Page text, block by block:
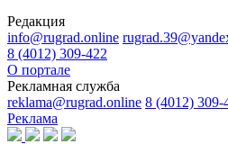
Редакция
info@rugrad.online
8 (4012) 309-422
О портале
Рекламная служба
reklama@rugrad.online 8 (4012) 309-
Реклама